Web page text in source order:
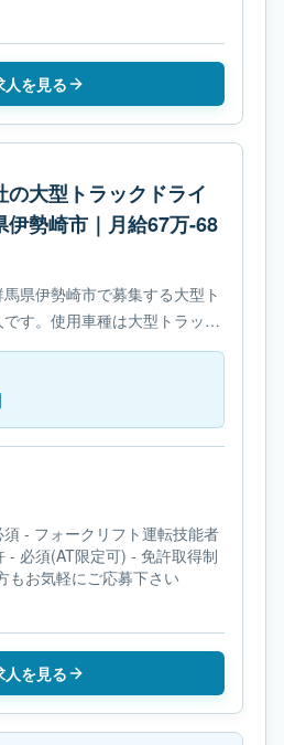
人を見る
の大型トラックドライ
伊勢崎市｜月給67万-68
県伊勢崎市で募集する大型ト
す。使用車種は大型トラック
労働時間制です。必要免許は-
- フォークリフト運転技能者
- 必須(AT限定可) - 免許取得制
もお気軽にご応募下さい
人を見る